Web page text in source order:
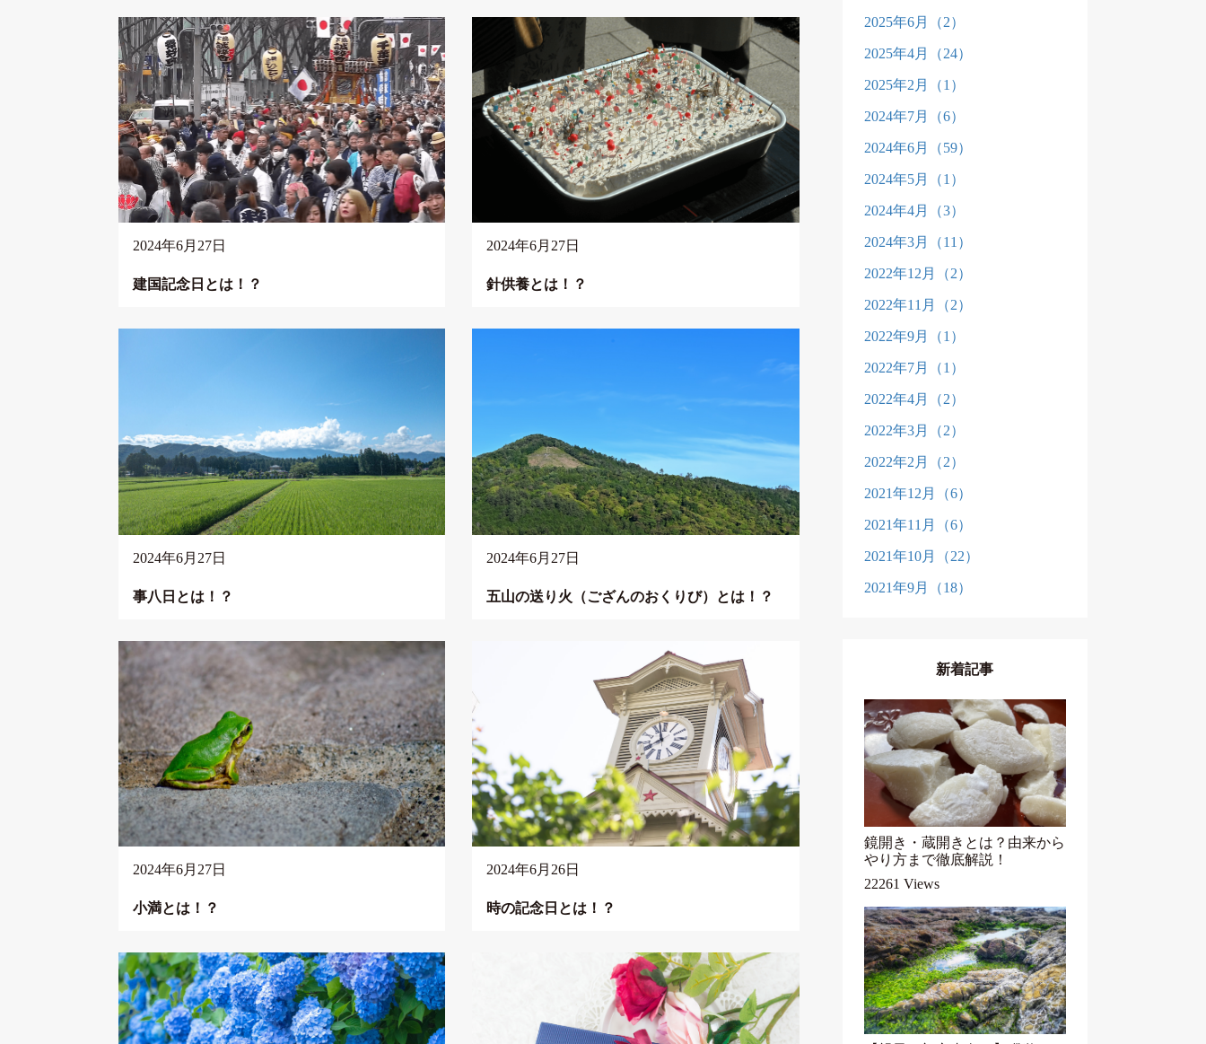
2024年6月27日
建国記念日とは！？
2024年6月27日
針供養とは！？
2024年6月27日
事八日とは！？
2024年6月27日
五山の送り火（ござんのおくりび）とは！？
2024年6月27日
小満とは！？
2024年6月26日
時の記念日とは！？
2025年6月（2）
2025年4月（24）
2025年2月（1）
2024年7月（6）
2024年6月（59）
2024年5月（1）
2024年4月（3）
2024年3月（11）
2022年12月（2）
2022年11月（2）
2022年9月（1）
2022年7月（1）
2022年4月（2）
2022年3月（2）
2022年2月（2）
2021年12月（6）
2021年11月（6）
2021年10月（22）
2021年9月（18）
新着記事
鏡開き・蔵開きとは？由来から
やり方まで徹底解説！
22261 Views